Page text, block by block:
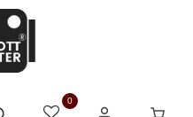
0